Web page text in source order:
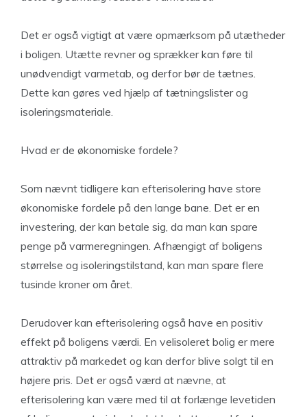
Det er også vigtigt at være opmærksom på utætheder
i boligen. Utætte revner og sprækker kan føre til
unødvendigt varmetab, og derfor bør de tætnes.
Dette kan gøres ved hjælp af tætningslister og
isoleringsmateriale.
Hvad er de økonomiske fordele?
Som nævnt tidligere kan efterisolering have store
økonomiske fordele på den lange bane. Det er en
investering, der kan betale sig, da man kan spare
penge på varmeregningen. Afhængigt af boligens
størrelse og isoleringstilstand, kan man spare flere
tusinde kroner om året.
Derudover kan efterisolering også have en positiv
effekt på boligens værdi. En velisoleret bolig er mere
attraktiv på markedet og kan derfor blive solgt til en
højere pris. Det er også værd at nævne, at
efterisolering kan være med til at forlænge levetiden